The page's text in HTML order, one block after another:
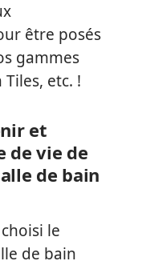
être posés
gammes
etc. !
et
de vie de
de bain
le
de bain